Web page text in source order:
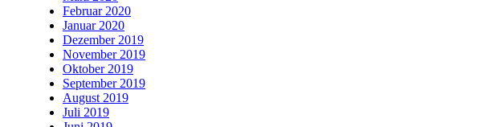
Februar 2020
Januar 2020
Dezember 2019
November 2019
Oktober 2019
September 2019
August 2019
Juli 2019